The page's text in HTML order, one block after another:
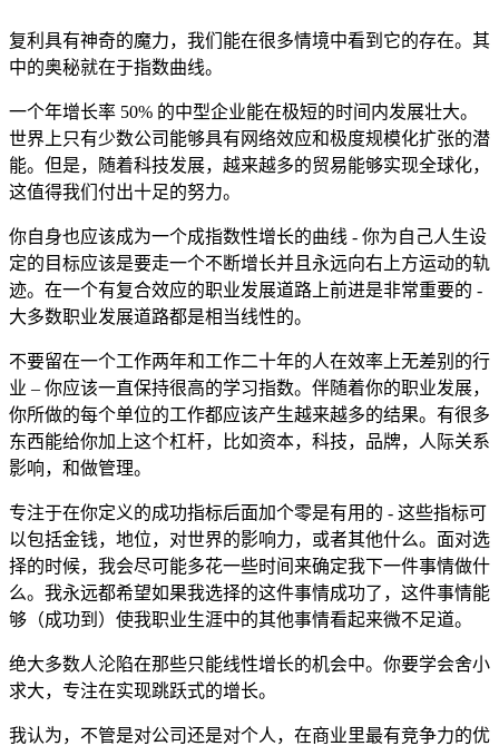
复利具有神奇的魔力，我们能在很多情境中看到它的存在。其
中的奥秘就在于指数曲线。
一个年增长率 50% 的中型企业能在极短的时间内发展壮大。
世界上只有少数公司能够具有网络效应和极度规模化扩张的潜
能。但是，随着科技发展，越来越多的贸易能够实现全球化，
这值得我们付出十足的努力。
你自身也应该成为一个成指数性增长的曲线 - 你为自己人生设
定的目标应该是要走一个不断增长并且永远向右上方运动的轨
迹。在一个有复合效应的职业发展道路上前进是非常重要的 -
大多数职业发展道路都是相当线性的。
不要留在一个工作两年和工作二十年的人在效率上无差别的行
业 – 你应该一直保持很高的学习指数。伴随着你的职业发展，
你所做的每个单位的工作都应该产生越来越多的结果。有很多
东西能给你加上这个杠杆，比如资本，科技，品牌，人际关系
影响，和做管理。
专注于在你定义的成功指标后面加个零是有用的 - 这些指标可
以包括金钱，地位，对世界的影响力，或者其他什么。面对选
择的时候，我会尽可能多花一些时间来确定我下一件事情做什
么。我永远都希望如果我选择的这件事情成功了，这件事情能
够（成功到）使我职业生涯中的其他事情看起来微不足道。
绝大多数人沦陷在那些只能线性增长的机会中。你要学会舍小
求大，专注在实现跳跃式的增长。
我认为，不管是对公司还是对个人，在商业里最有竞争力的优